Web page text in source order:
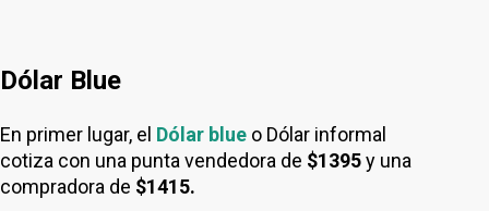
Dólar Blue
En primer lugar, el Dólar blue o Dólar informal
cotiza con una punta vendedora de $1395y una
compradora de $1415.